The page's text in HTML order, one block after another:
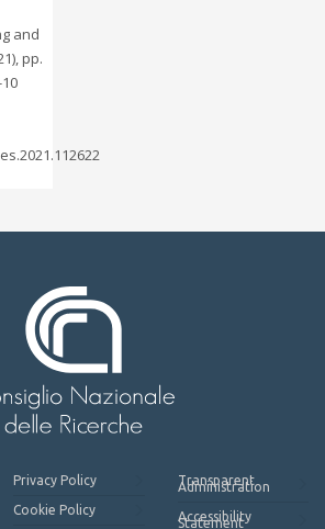
and
pp.
Privacy Policy
Cookie Policy
Transparent
Administration
Accessibility
Statement